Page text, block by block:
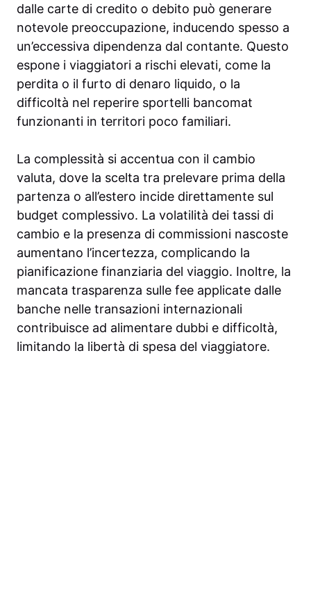
dalle carte di credito o debito può generare
notevole preoccupazione, inducendo spesso a
un’eccessiva dipendenza dal contante. Questo
espone i viaggiatori a rischi elevati, come la
perdita o il furto di denaro liquido, o la
difficoltà nel reperire sportelli bancomat
funzionanti in territori poco familiari.
La complessità si accentua con il cambio
valuta, dove la scelta tra prelevare prima della
partenza o all’estero incide direttamente sul
budget complessivo. La volatilità dei tassi di
cambio e la presenza di commissioni nascoste
aumentano l’incertezza, complicando la
pianificazione finanziaria del viaggio. Inoltre, la
mancata trasparenza sulle fee applicate dalle
banche nelle transazioni internazionali
contribuisce ad alimentare dubbi e difficoltà,
limitando la libertà di spesa del viaggiatore.